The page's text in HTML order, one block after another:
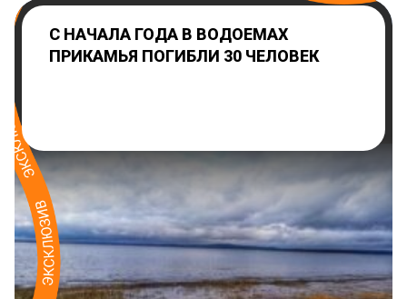
С НАЧАЛА ГОДА В ВОДОЕМАХ
ПРИКАМЬЯ ПОГИБЛИ 30 ЧЕЛОВЕК